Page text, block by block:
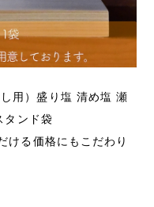
用）盛り塩 清め塩 瀬
タンド袋
ける価格にもこだわり